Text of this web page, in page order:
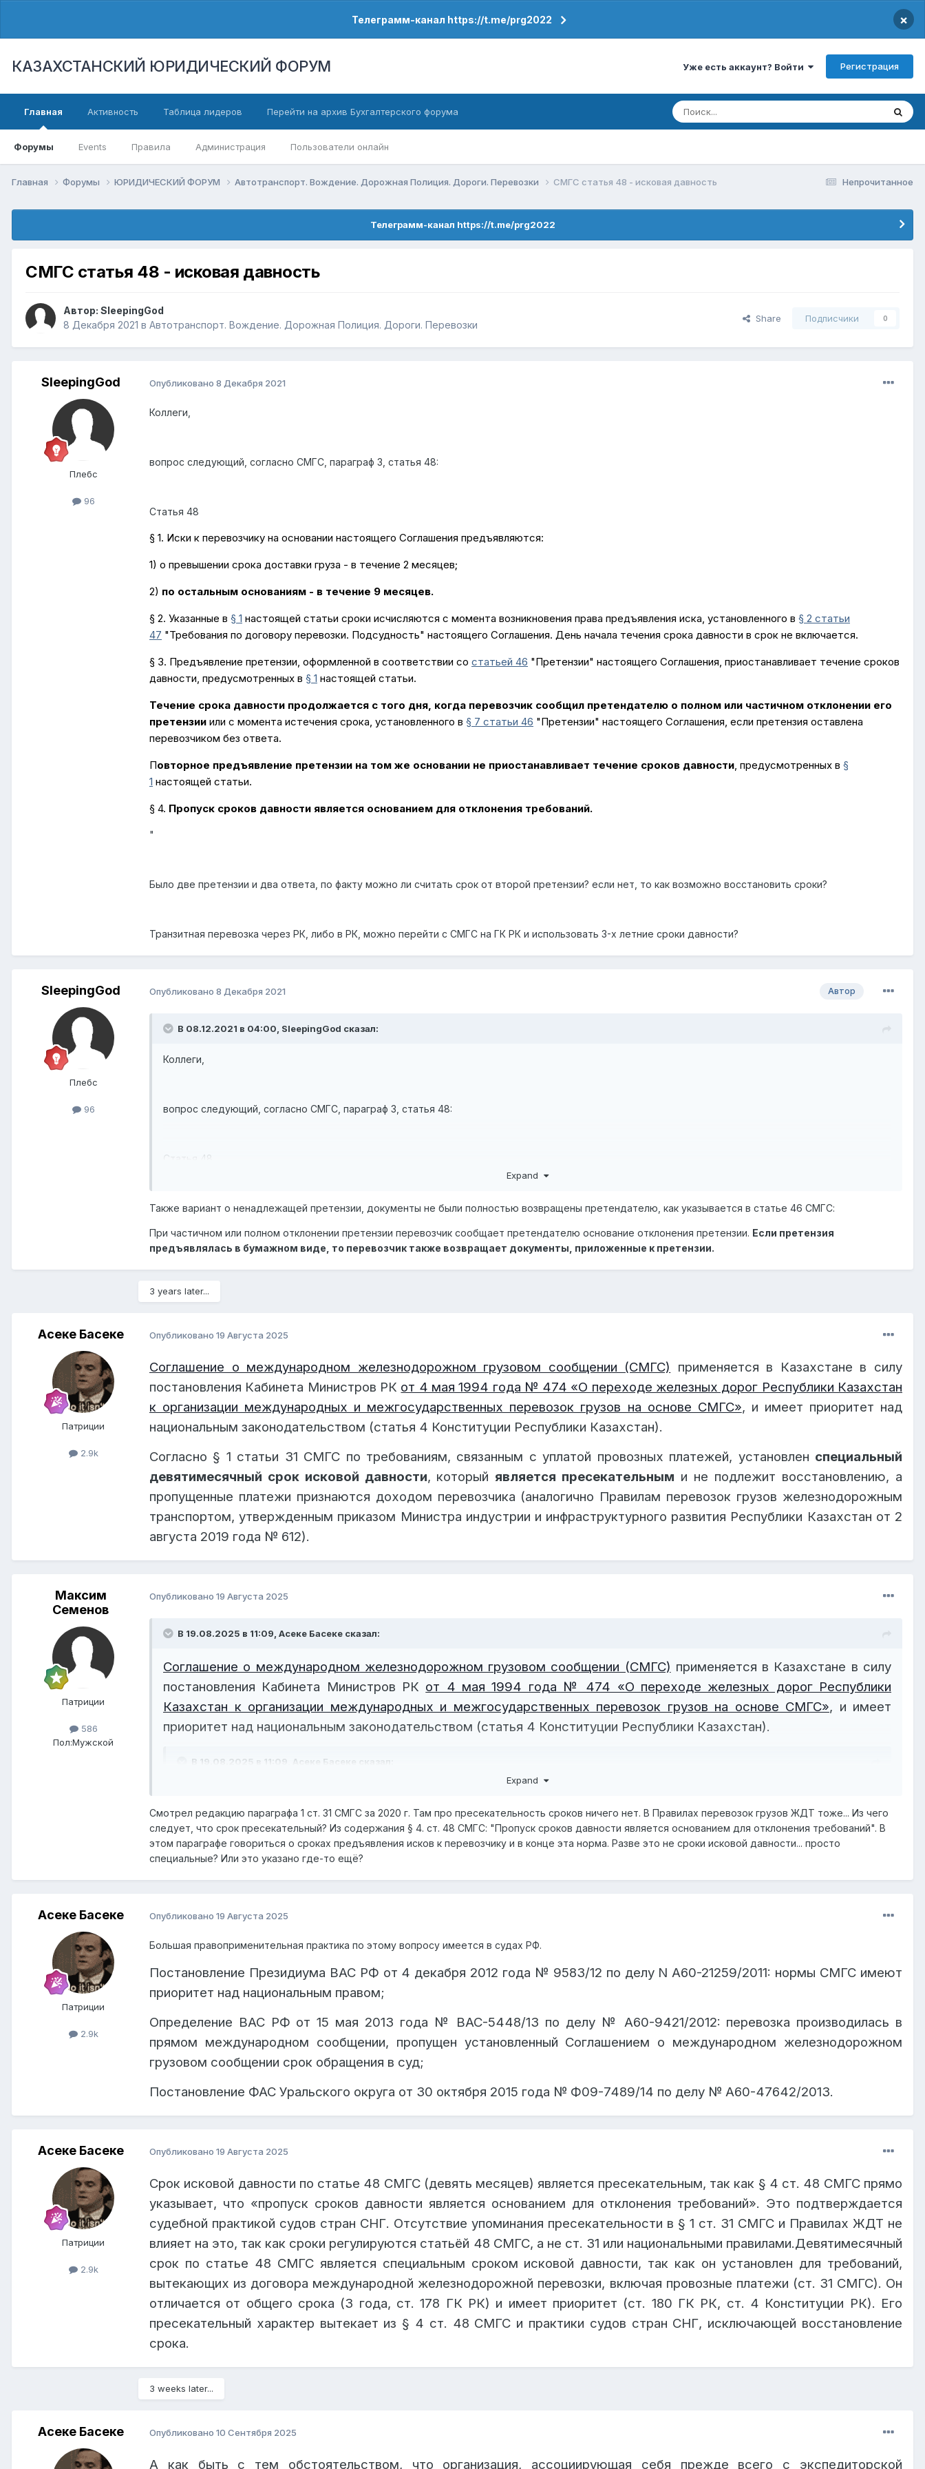
Телеграмм-канал https://t.me/prg2022 ×
КАЗАХСТАНСКИЙ ЮРИДИЧЕСКИЙ ФОРУМ Уже есть аккаунт? Войти Регистрация
Главная
Форумы Events Правила Администрация Пользователи онлайн
Активность Таблица лидеров Перейти на архив Бухгалтерского форума
Непрочитанное
Главная Форумы ЮРИДИЧЕСКИЙ ФОРУМ Автотранспорт. Вождение. Дорожная Полиция. Дороги. Перевозки СМГС статья 48 - исковая давность
Телеграмм-канал https://t.me/prg2022
СМГС статья 48 - исковая давность
Автор: SleepingGod
8 Декабря 2021 в Автотранспорт. Вождение. Дорожная Полиция. Дороги. Перевозки
Share Подписчики 0
SleepingGod
Плебс
96
Опубликовано 8 Декабря 2021
Коллеги,
вопрос следующий, согласно СМГС, параграф 3, статья 48:
Статья 48
§ 1. Иски к перевозчику на основании настоящего Соглашения предъявляются:
1) о превышении срока доставки груза - в течение 2 месяцев;
2) по остальным основаниям - в течение 9 месяцев.
§ 2. Указанные в § 1 настоящей статьи сроки исчисляются с момента возникновения права предъявления иска, установленного в § 2 статьи
47 "Требования по договору перевозки. Подсудность" настоящего Соглашения. День начала течения срока давности в срок не включается.
§ 3. Предъявление претензии, оформленной в соответствии со статьей 46 "Претензии" настоящего Соглашения, приостанавливает течение сроков
давности, предусмотренных в § 1 настоящей статьи.
Течение срока давности продолжается с того дня, когда перевозчик сообщил претендателю о полном или частичном отклонении его
претензии или с момента истечения срока, установленного в § 7 статьи 46 "Претензии" настоящего Соглашения, если претензия оставлена
перевозчиком без ответа.
Повторное предъявление претензии на том же основании не приостанавливает течение сроков давности, предусмотренных в §
1 настоящей статьи.
§ 4. Пропуск сроков давности является основанием для отклонения требований.
"
Было две претензии и два ответа, по факту можно ли считать срок от второй претензии? если нет, то как возможно восстановить сроки?
Транзитная перевозка через РК, либо в РК, можно перейти с СМГС на ГК РК и использовать 3-х летние сроки давности?
SleepingGod
Плебс
96
Автор
Опубликовано 8 Декабря 2021
В 08.12.2021 в 04:00, SleepingGod сказал:
Коллеги,
вопрос следующий, согласно СМГС, параграф 3, статья 48:
Статья 48
§ 1. Иски к перевозчику на основании настоящего Соглашения предъявляются:
1) о превышении срока доставки груза - в течение 2 месяцев;
2)по остальным основаниям - в течение 9 месяцев.
его претензии
или с момента истечения срока, установленного в § 7 статьи 46 "Претензии" настоящего Соглашения, если претензия
оставлена перевозчиком без ответа.
Повторное предъявление претензии на том же основании не приостанавливает течение сроков давности , предусмотренных в
§
1 настоящей статьи.
§ 4.Пропуск сроков давности является основанием для отклонения требований.
"
Было две претензии и два ответа, по факту можно ли считать срок от второй претензии? если нет, то как возможно восстановить сроки?
Expand
Также вариант о ненадлежащей претензии, документы не были полностью возвращены претендателю, как указывается в статье 46 СМГС:
При частичном или полном отклонении претензии перевозчик сообщает претендателю основание отклонения претензии. Если претензия
предъявлялась в бумажном виде, то перевозчик также возвращает документы, приложенные к претензии.
3 years later...
Асеке Басеке
Патриции
2.9k
Опубликовано 19 Августа 2025
Соглашение о международном железнодорожном грузовом сообщении (СМГС) применяется в Казахстане в силу
постановления Кабинета Министров РК от 4 мая 1994 года № 474 «О переходе железных дорог Республики Казахстан
к организации международных и межгосударственных перевозок грузов на основе СМГС», и имеет приоритет над
национальным законодательством (статья 4 Конституции Республики Казахстан).
Согласно § 1 статьи 31 СМГС по требованиям, связанным с уплатой провозных платежей, установлен специальный
девятимесячный срок исковой давности, который является пресекательным и не подлежит восстановлению, а
пропущенные платежи признаются доходом перевозчика (аналогично Правилам перевозок грузов железнодорожным
транспортом, утвержденным приказом Министра индустрии и инфраструктурного развития Республики Казахстан от 2
августа 2019 года № 612).
Максим
Семенов
Патриции
586
Пол:Мужской
Опубликовано 19 Августа 2025
В 19.08.2025 в 11:09, Асеке Басеке сказал:
Соглашение о международном железнодорожном грузовом сообщении (СМГС) применяется в Казахстане в силу
постановления Кабинета Министров РК от 4 мая 1994 года № 474 «О переходе железных дорог Республики
Казахстан к организации международных и межгосударственных перевозок грузов на основе СМГС», и имеет
приоритет над национальным законодательством (статья 4 Конституции Республики Казахстан).
В 19.08.2025 в 11:09, Асеке Басеке сказал:
силу постановления Кабинета Министров РКот 4 мая 1994 года № 474 «О переходе железных дорог
Республики Казахстан к организации международных и межгосударственных перевозок грузов на основе
СМГС» , и имеет приоритет над национальным законодательством (статья 4 Конституции Республики
специальный девятимесячный срок исковой давности
восстановлению, а пропущенные платежи признаются доходом перевозчика (аналогично Правилам перевозок
грузов железнодорожным транспортом, утвержденным приказом Министра индустрии и инфраструктурного
развития Республики Казахстан от 2 августа 2019 года № 612).
, а пропущенные платежи признаются доходом перевозчика (аналогично Правилам перевозок грузов
железнодорожным транспортом, утвержденным приказом Министра индустрии и инфраструктурного развития
Республики Казахстан от 2 августа 2019 года № 612).
Expand
Смотрел редакцию параграфа 1 ст. 31 СМГС за 2020 г. Там про пресекательность сроков ничего нет. В Правилах перевозок грузов ЖДТ тоже... Из чего
следует, что срок пресекательный? Из содержания § 4. ст. 48 СМГС: "Пропуск сроков давности является основанием для отклонения требований". В
этом параграфе говориться о сроках предъявления исков к перевозчику и в конце эта норма. Разве это не сроки исковой давности... просто
специальные? Или это указано где-то ещё?
Асеке Басеке
Патриции
2.9k
Опубликовано 19 Августа 2025
Большая правоприменительная практика по этому вопросу имеется в судах РФ.
Постановление Президиума ВАС РФ от 4 декабря 2012 года № 9583/12 по делу N А60-21259/2011: нормы СМГС имеют
приоритет над национальным правом;
Определение ВАС РФ от 15 мая 2013 года № ВАС-5448/13 по делу №
А60-9421/2012: перевозка производилась в
прямом международном сообщении, пропущен установленный Соглашением о международном железнодорожном
грузовом сообщении срок обращения в суд;
Постановление ФАС Уральского округа от 30 октября 2015 года № Ф09-7489/14 по делу № А60-47642/2013.
Асеке Басеке
Патриции
2.9k
Опубликовано 19 Августа 2025
Срок исковой давности по статье 48 СМГС (девять месяцев) является пресекательным, так как § 4 ст. 48 СМГС прямо
указывает, что «пропуск сроков давности является основанием для отклонения требований». Это подтверждается
судебной практикой судов стран СНГ. Отсутствие упоминания пресекательности в § 1 ст. 31 СМГС и Правилах ЖДТ не
влияет на это, так как сроки регулируются статьёй 48 СМГС, а не ст. 31 или национальными правилами.Девятимесячный
срок по статье 48 СМГС является специальным сроком исковой давности, так как он установлен для требований,
вытекающих из договора международной железнодорожной перевозки, включая провозные платежи (ст. 31 СМГС). Он
отличается от общего срока (3 года, ст. 178 ГК РК) и имеет приоритет (ст. 180 ГК РК, ст. 4 Конституции РК). Его
пресекательный характер вытекает из § 4 ст. 48 СМГС и практики судов стран СНГ, исключающей восстановление
срока.
3 weeks later...
Асеке Басеке Опубликовано 10 Сентября 2025
А как быть с тем обстоятельством, что организация, ассоциирующая себя прежде всего с экспедиторской